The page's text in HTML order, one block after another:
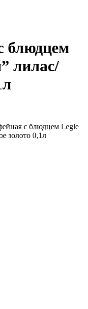
блюдцем
лилас/
с блюдцем Legle
золото 0,1л